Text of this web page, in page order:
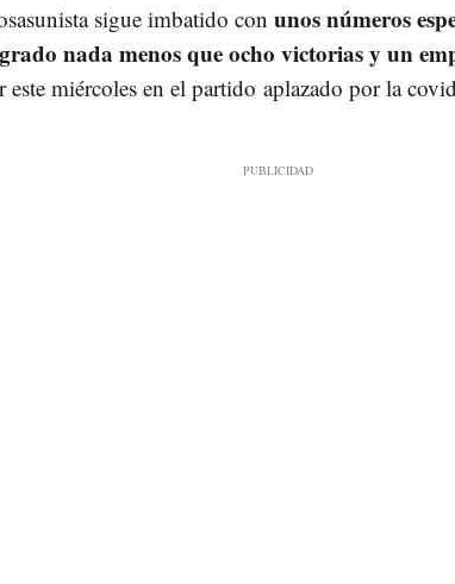
sigue imbatido con unos números
nada menos que ocho victorias y un
este miércoles en el partido aplazado por la